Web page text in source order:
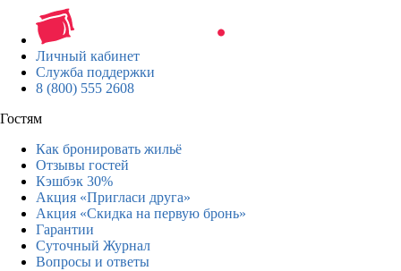
Личный кабинет
Служба поддержки
8 (800) 555 2608
Гостям
Как бронировать жильё
Отзывы гостей
Кэшбэк 30%
Акция «Пригласи друга»
Акция «Скидка на первую бронь»
Гарантии
Суточный Журнал
Вопросы и ответы